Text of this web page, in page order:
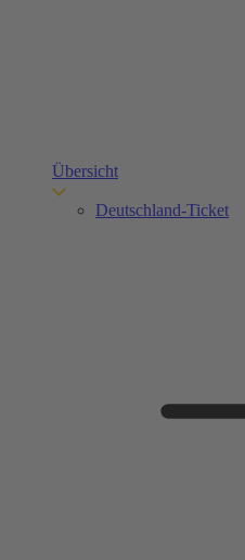
Übersicht
Deutschland-Ticket